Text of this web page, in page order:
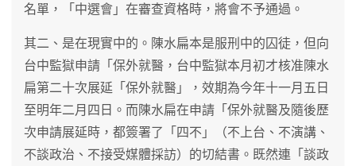
名單，「中選會」在審查資格時，將會不予通過。
其二、是在現實中的。陳水扁本是服刑中的囚徒，但向
台中監獄申請「保外就醫，台中監獄本月初才核准陳水
扁第二十次展延「保外就醫」，效期為今年十一月五日
至明年二月四日。而陳水扁在申請「保外就醫及隨後歷
次申請展延時，都簽署了「四不」（不上台、不演講、
不談政治、不接受媒體採訪）的切結書。既然連「談政